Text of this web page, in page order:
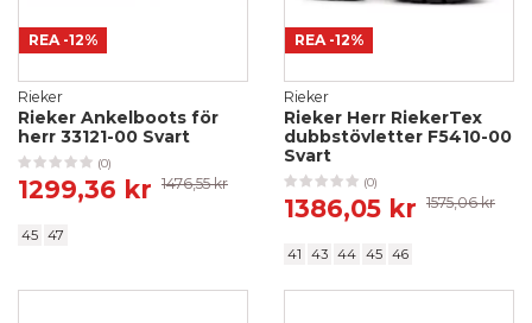
REA -12%
Rieker
Rieker Ankelboots för
herr 33121-00 Svart
(0)
1299,36 kr 1476,55 kr
45 47
REA -12%
Rieker
Rieker Herr RiekerTex
dubbstövletter F5410-00
Svart
(0)
1386,05 kr 1575,06 kr
41 43 44 45 46